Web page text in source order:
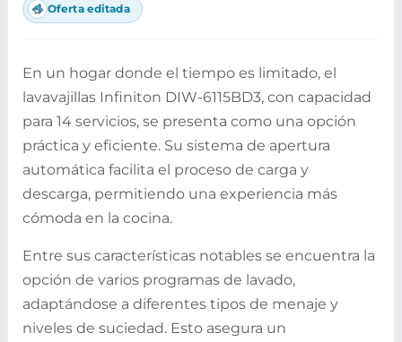
Oferta editada
En un hogar donde el tiempo es limitado, el
lavavajillas Infiniton DIW-6115BD3, con capacidad
para 14 servicios, se presenta como una opción
práctica y eficiente. Su sistema de apertura
automática facilita el proceso de carga y
descarga, permitiendo una experiencia más
cómoda en la cocina.
Entre sus características notables se encuentra la
opción de varios programas de lavado,
adaptándose a diferentes tipos de menaje y
niveles de suciedad. Esto asegura un